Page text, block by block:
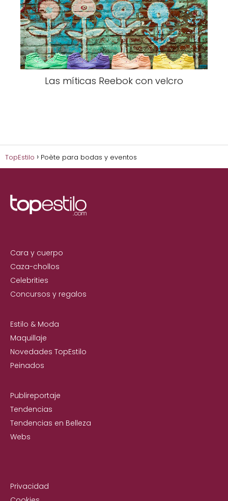
Las míticas Reebok con velcro
TopEstilo Poète para bodas y eventos
Cara y cuerpo
Caza-chollos
Celebrities
Concursos y regalos
Estilo & Moda
Maquillaje
Novedades TopEstilo
Peinados
Publireportaje
Tendencias
Tendencias en Belleza
Webs
Privacidad